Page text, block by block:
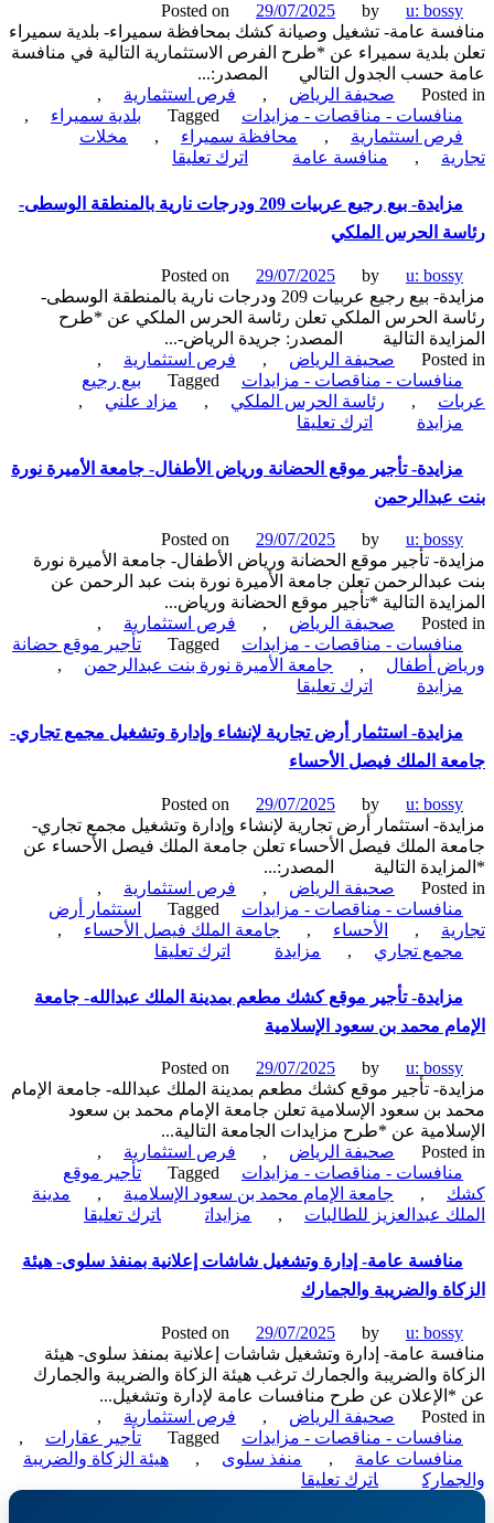
المهملة
المسحوبة
من
مدينة
الرياض-
أمانة
منطقة
الرياض
Posted on 29/07/2025 by
u:
عامة- تشغيل وصيانة كشك بمحافظة سميراء- بلدية سميراء
بلدية سميراء عن *طرح الفرص الاستثمارية التالية في منافسة
حسب الجدول التالي المصدر:...
صحيفة الرياض , فرص استثمارية
,
- مناقصات - مزايدات
Tagged بلدية سميراء
استثمارية
, محافظة سميراء ,
مخلات
, منافسة عامة اترك تعليقاon
عامة-
تشغيل
بمحافظة
سميراء-
بلدية
سميراء
مزايدة- بيع رجيع عربيات 209 ودرجات نارية بالمنطقة الوسطى-
الحرس الملكي
Posted on 29/07/2025 by
u:
مزايدة- بيع رجيع عربيات 209 ودرجات نارية بالمنطقة الوسطى-
الحرس الملكي تعلن رئاسة الحرس الملكي عن *طرح
التالية المصدر: جريدة الرياض-...
صحيفة الرياض , فرص استثمارية
,
- مناقصات - مزايدات
Tagged
بيع رجيع
, رئاسة الحرس الملكي , مزاد علني
,
اترك تعليقاon
بيع
رجيع
ودرجات
نارية
بالمنطقة
الوسطى-
رئاسة
الحرس
الملكي
تأجير موقع الحضانة ورياض الأطفال- جامعة الأميرة نورة
عبدالرحمن
Posted on 29/07/2025 by
u:
تأجير موقع الحضانة ورياض الأطفال- جامعة الأميرة نورة
عبدالرحمن تعلن جامعة الأميرة نورة بنت عبد الرحمن عن
التالية *تأجير موقع الحضانة ورياض...
صحيفة الرياض , فرص استثمارية
,
- مناقصات - مزايدات
Tagged
تأجير موقع حضانة
أطفال
, جامعة الأميرة نورة بنت عبدالرحمن
,
اترك تعليقاon
تأجير
موقع
الحضانة
الأطفال-
جامعة
الأميرة
نورة
بنت
عبدالرحمن
استثمار أرض تجارية لإنشاء وإدارة وتشغيل مجمع تجاري-
الملك فيصل الأحساء
Posted on 29/07/2025 by
u:
استثمار أرض تجارية لإنشاء وإدارة وتشغيل مجمع تجاري-
الملك فيصل الأحساء تعلن جامعة الملك فيصل الأحساء عن
التالية المصدر:...
صحيفة الرياض , فرص استثمارية
,
- مناقصات - مزايدات
Tagged
استثمار أرض
, الأحساء , جامعة الملك فيصل الأحساء
,
تجاري
, مزايدة اترك تعليقاon
استثمار
أرض
وإدارة
وتشغيل
مجمع
تجاري-
جامعة
الملك
فيصل
الأحساء
تأجير موقع كشك مطعم بمدينة الملك عبدالله- جامعة
محمد بن سعود الإسلامية
Posted on 29/07/2025 by
u:
تأجير موقع كشك مطعم بمدينة الملك عبدالله- جامعة الإمام
بن سعود الإسلامية تعلن جامعة الإمام محمد بن سعود
عن *طرح مزايدات الجامعة التالية...
صحيفة الرياض , فرص استثمارية
,
- مناقصات - مزايدات
Tagged
تأجير موقع
, جامعة الإمام محمد بن سعود الإسلامية ,
مدينة
عبدالعزيز للطالبات
, مزايدات اترك تعليقاon
تأجير
موقع
الملك
عبدالله-
جامعة
الإمام
محمد
بن
عامة- إدارة وتشغيل شاشات إعلانية بمنفذ سلوى- هيئة
والضريبة والجمارك
Posted on 29/07/2025 by
u:
عامة- إدارة وتشغيل شاشات إعلانية بمنفذ سلوى- هيئة
والضريبة والجمارك ترغب هيئة الزكاة والضريبة والجمارك
عن طرح منافسات عامة لإدارة وتشغيل...
صحيفة الرياض , فرص استثمارية
,
- مناقصات - مزايدات
Tagged تأجير عقارات
,
عامة
, منفذ سلوى ,
هيئة الزكاة والضريبة
اترك تعليقاon